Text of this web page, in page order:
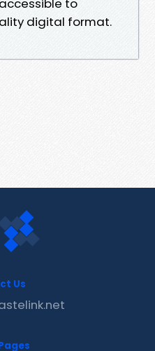
to
digital format.
Us